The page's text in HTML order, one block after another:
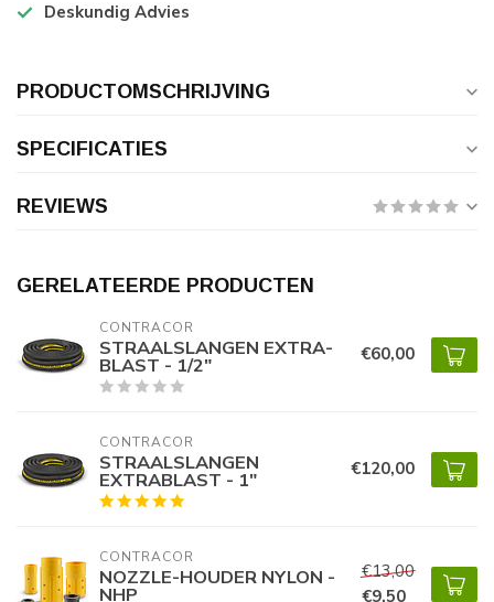
Deskundig Advies
PRODUCTOMSCHRIJVING
SPECIFICATIES
REVIEWS
GERELATEERDE PRODUCTEN
CONTRACOR
STRAALSLANGEN EXTRA-
BLAST - 1/2" €60,00
CONTRACOR
STRAALSLANGEN
EXTRABLAST - 1" €120,00
CONTRACOR
NOZZLE-HOUDER NYLON -
NHP
€13,00
€9,50